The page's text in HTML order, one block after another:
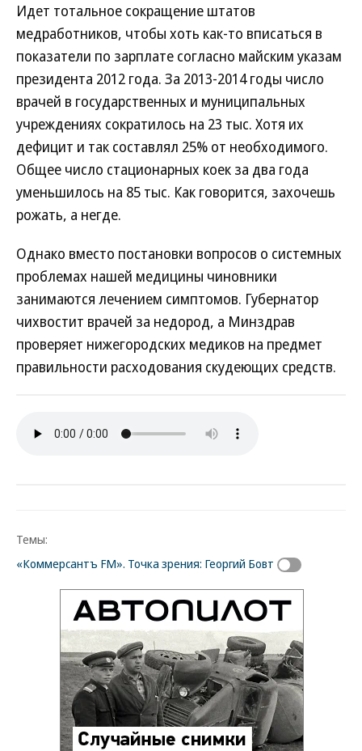
Идет тотальное сокращение штатов
медработников, чтобы хоть как-то вписаться в
показатели по зарплате согласно майским указам
президента 2012 года. За 2013-2014 годы число
врачей в государственных и муниципальных
учреждениях сократилось на 23 тыс. Хотя их
дефицит и так составлял 25% от необходимого.
Общее число стационарных коек за два года
уменьшилось на 85 тыс. Как говорится, захочешь
рожать, а негде.
Однако вместо постановки вопросов о системных
проблемах нашей медицины чиновники
занимаются лечением симптомов. Губернатор
чихвостит врачей за недород, а Минздрав
проверяет нижегородских медиков на предмет
правильности расходования скудеющих средств.
Темы:
«Коммерсантъ FM». Точка зрения: Георгий Бовт